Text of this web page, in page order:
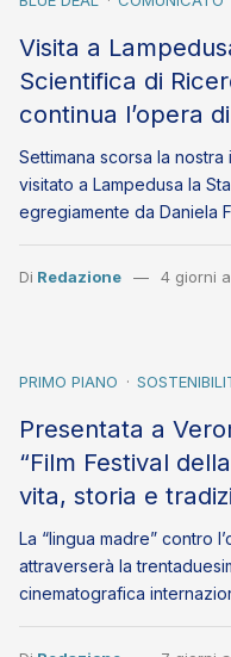
Visita a
Scientifica di
continua l’opera
Settimana scorsa la
visitato a Lampedusa la
egregiamente da Daniela
Di Redazione 4 giorni
PRIMO PIANO
Presentata a
“Film Festival
vita, storia e
La “lingua madre” contro
attraverserà la
cinematografica